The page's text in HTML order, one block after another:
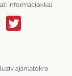
információkkal
ajánlatokra